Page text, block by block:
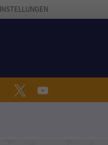
FACEBOOKTWITTERYOUTUBE